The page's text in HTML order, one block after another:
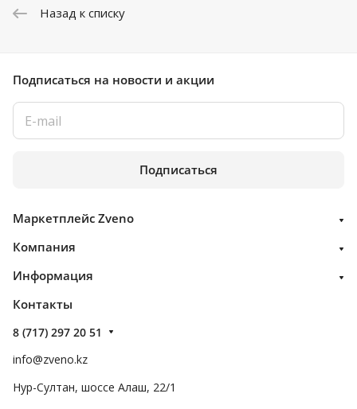
Назад к списку
Подписаться на новости и акции
Подписаться
Маркетплейс Zveno
Компания
Информация
Контакты
8 (717) 297 20 51
info@zveno.kz
Нур-Султан, шоссе Алаш, 22/1